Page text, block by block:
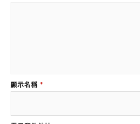
顯示名稱 *